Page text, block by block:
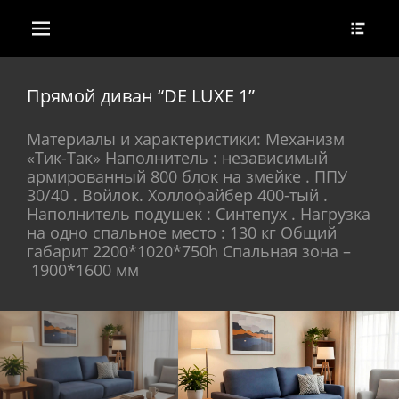
Основное меню
Перейти
содержимому
Прямой диван “DE LUXE 1”
Материалы и характеристики: Механизм
«Тик-Так» Наполнитель : независимый
армированный 800 блок на змейке . ППУ
30/40 . Войлок. Холлофайбер 400-тый .
Наполнитель подушек : Синтепух . Нагрузка
на одно спальное место : 130 кг Общий
габарит 2200*1020*750h Спальная зона –
1900*1600 мм